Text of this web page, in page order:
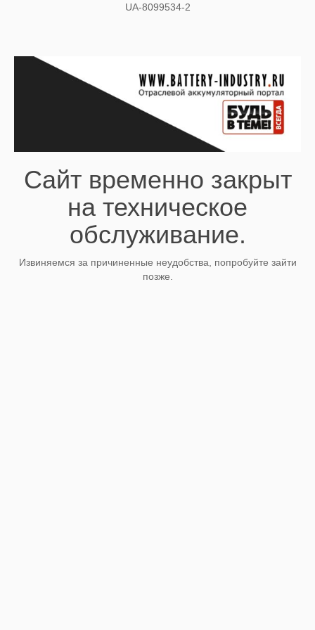
UA-8099534-2
Сайт временно закрыт
на техническое
обслуживание.
Извиняемся за причиненные неудобства, попробуйте зайти
позже.